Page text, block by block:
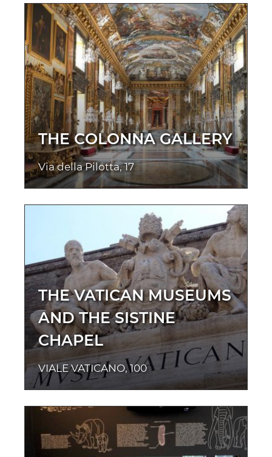
THE COLONNA GALLERY
Via della Pilotta, 17
THE VATICAN MUSEUMS
AND THE SISTINE
CHAPEL
VIALE VATICANO, 100